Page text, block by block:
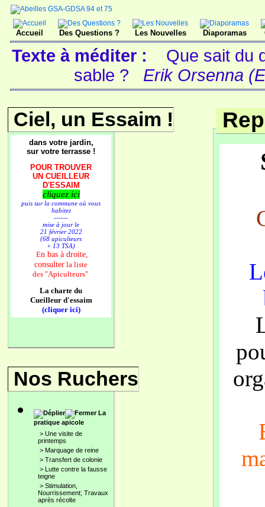
Accueil Des Questions ? Les Nouvelles Diaporamas
Texte à méditer :
Que sait du
sable ?
Erik Orsenna
Ciel, un Essaim !
dans votre jardin,
sur votre terrasse !
POUR TROUVER
UN CUEILLEUR
D'ESSAIM
cliquez ici
puis sur la commune où vous
habitez
------
mise à jour le
21 février 2022
(68 apiculteurs
+ 13 TSA)
En bas à droite,
consulter la liste
des "Apiculteurs"
La charte du
Cueilleur d'essaim
(cliquer ici)
Nos Ruchers
La
pratique apicole
> Une visite de
printemps
> Marquage de reine
> Transfert de colonie
> Lutte contre la fausse
teigne
> Stimulation,
Nourrissement; Travaux
après récolte